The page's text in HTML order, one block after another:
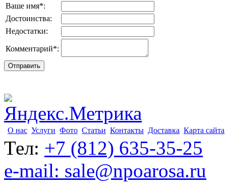
Ваше имя*:
Достоинства:
Недостатки:
Комментарий*:
О нас Услуги Фото Статьи Контакты Доставка Карта сайта
Тел: +7 (812) 635-35-25
e-mail: sale@npoarosa.ru